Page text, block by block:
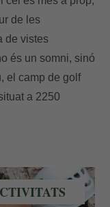
de les
de vistes
és un somni, sinó
el camp de golf
a 2250